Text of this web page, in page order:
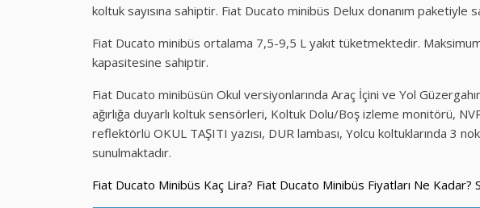
koltuk sayısına sahiptir. Fiat Ducato minibüs Delux donanım paketiyle
Fiat Ducato minibüs ortalama 7,5-9,5 L yakıt tüketmektedir. Maksimum
kapasitesine sahiptir.
Fiat Ducato minibüsün Okul versiyonlarında Araç İçini ve Yol
ağırlığa duyarlı koltuk sensörleri, Koltuk Dolu/Boş izleme monitörü,
reflektörlü OKUL TAŞITI yazısı, DUR lambası, Yolcu koltuklarında 3
sunulmaktadır.
Fiat Ducato Minibüs Kaç Lira? Fiat Ducato Minibüs Fiyatları Ne Kadar?